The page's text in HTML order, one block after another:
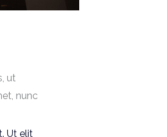
ut
nunc
Ut elit